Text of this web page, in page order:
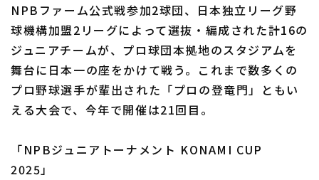
NPBファーム公式戦参加2球団、日本独立リーグ野
球機構加盟2リーグによって選抜・編成された計16の
ジュニアチームが、プロ球団本拠地のスタジアムを
舞台に日本一の座をかけて戦う。これまで数多くの
プロ野球選手が輩出された「プロの登竜門」ともい
える大会で、今年で開催は21回目。
「NPBジュニアトーナメント KONAMI CUP
2025」